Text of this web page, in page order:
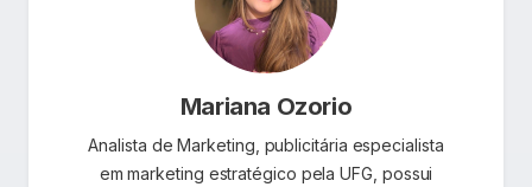
Mariana Ozorio
Analista de Marketing, publicitária especialista
em marketing estratégico pela UFG, possui